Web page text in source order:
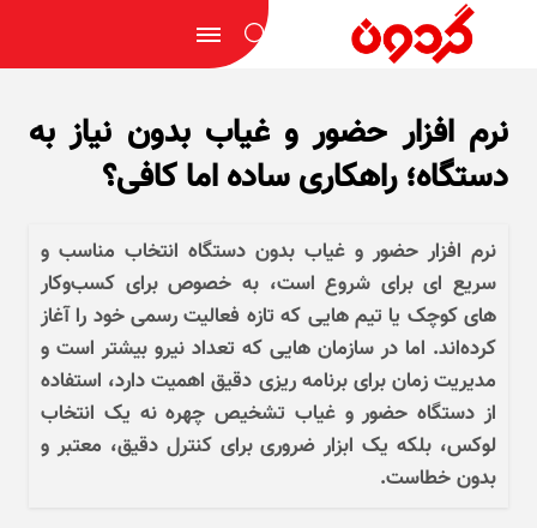
نرم‌ افزار حضور و غیاب بدون نیاز به
دستگاه؛ راهکاری ساده اما کافی؟
نرم ‌افزار حضور و غیاب بدون دستگاه انتخاب مناسب و
سریع ای برای شروع است، به‌ خصوص برای کسب‌وکار
های کوچک یا تیم‌ هایی که تازه فعالیت رسمی خود را آغاز
کرده‌اند. اما در سازمان‌ هایی که تعداد نیرو بیشتر است و
مدیریت زمان برای برنامه ‌ریزی دقیق اهمیت دارد، استفاده
از دستگاه حضور و غیاب تشخیص چهره نه یک انتخاب
لوکس، بلکه یک ابزار ضروری برای کنترل دقیق، معتبر و
بدون خطاست.